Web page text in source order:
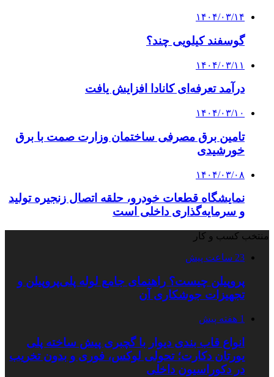
۱۴۰۴/۰۳/۱۴
گوسفند کیلویی چند؟
۱۴۰۴/۰۳/۱۱
درآمد تعرفه‌ای کانادا افزایش یافت
۱۴۰۴/۰۳/۱۰
تامین برق مصرفی ساختمان وزارت صمت با برق
خورشیدی
۱۴۰۴/۰۳/۰۸
نمایشگاه قطعات خودرو، حلقه اتصال زنجیره تولید
و سرمایه‌گذاری داخلی است
منتخب کسب و کار
23 ساعت پیش
پروپیلن چیست؟ راهنمای جامع لوله پلی‌پروپیلن و
تجهیزات جوشکاری آن
1 هفته پیش
انواع قاب بندی دیوار با گچبری پیش ساخته پلی
یورتان دکارت؛ تحولی لوکس، فوری و بدون تخریب
در دکوراسیون داخلی